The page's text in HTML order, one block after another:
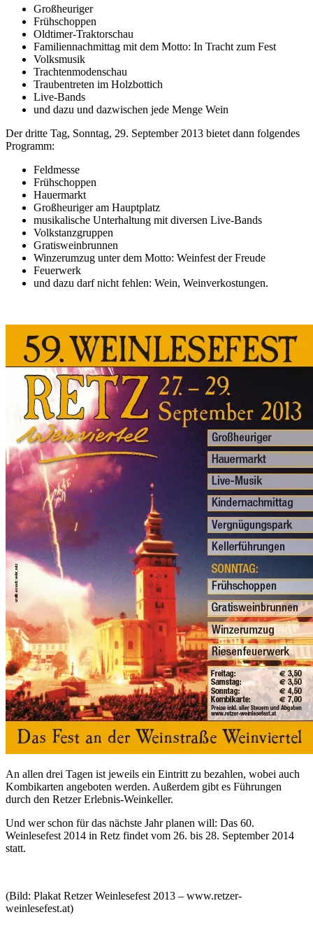
Großheuriger
Frühschoppen
Oldtimer-Traktorschau
Familiennachmittag mit dem Motto: In Tracht zum Fest
Volksmusik
Trachtenmodenschau
Traubentreten im Holzbottich
Live-Bands
und dazu und dazwischen jede Menge Wein
Der dritte Tag, Sonntag, 29. September 2013 bietet dann folgendes
Programm:
Feldmesse
Frühschoppen
Hauermarkt
Großheuriger am Hauptplatz
musikalische Unterhaltung mit diversen Live-Bands
Volkstanzgruppen
Gratisweinbrunnen
Winzerumzug unter dem Motto: Weinfest der Freude
Feuerwerk
und dazu darf nicht fehlen: Wein, Weinverkostungen.
An allen drei Tagen ist jeweils ein Eintritt zu bezahlen, wobei auch
Kombikarten angeboten werden. Außerdem gibt es Führungen
durch den Retzer Erlebnis-Weinkeller.
Und wer schon für das nächste Jahr planen will: Das 60.
Weinlesefest 2014 in Retz findet vom 26. bis 28. September 2014
statt.
(Bild: Plakat Retzer Weinlesefest 2013 – www.retzer-
weinlesefest.at)